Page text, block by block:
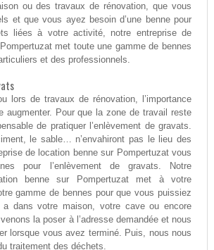
ou des travaux de rénovation, que vous
et que vous ayez besoin d’une benne pour
liées à votre activité, notre entreprise de
met toute une gamme de bennes
et des professionnels.
lors de travaux de rénovation, l’importance
augmenter. Pour que la zone de travail reste
de pratiquer l’enlèvement de gravats.
le sable… n’envahiront pas le lieu des
de location benne sur Pompertuzat vous
pour l’enlèvement de gravats. Notre
benne sur Pompertuzat met à votre
gamme de bennes pour que vous puissiez
a dans votre maison, votre cave ou encore
la poser à l’adresse demandée et nous
lorsque vous avez terminé. Puis, nous nous
traitement des déchets.